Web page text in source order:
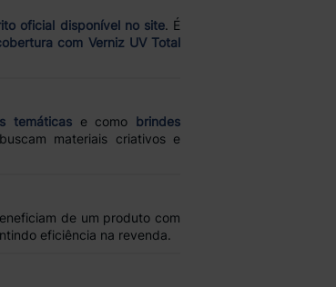
oficial disponível no site. É
com Verniz UV Total
temáticase como brindes
materiais criativos e
de um produto com
eficiência na revenda.